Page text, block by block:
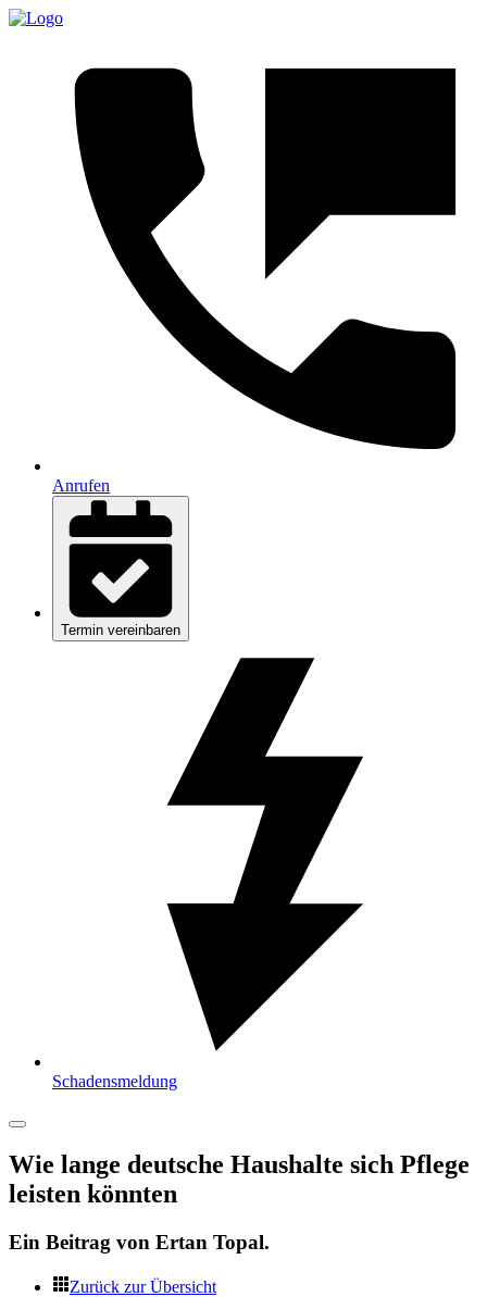
Anrufen
Termin vereinbaren
Schadensmeldung
Wie lange deutsche Haushalte sich Pflege
leisten könnten
Ein Beitrag von Ertan Topal.
Zurück zur Übersicht